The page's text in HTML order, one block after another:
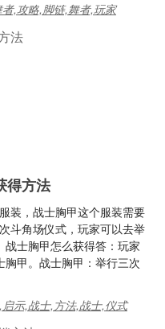
,攻略,脚链,舞者,玩家
得方法
装，战士胸甲这个服装需要
斗角场仪式，玩家可以去举
士胸甲怎么获得答：玩家
甲。战士胸甲：举行三次
启示,战士,方法,战士,仪式